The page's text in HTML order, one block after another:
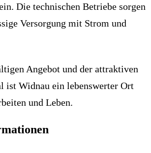
Die technischen Betriebe sorgen
Versorgung mit Strom und
Angebot und der attraktiven
ist Widnau ein lebenswerter Ort
und Leben.